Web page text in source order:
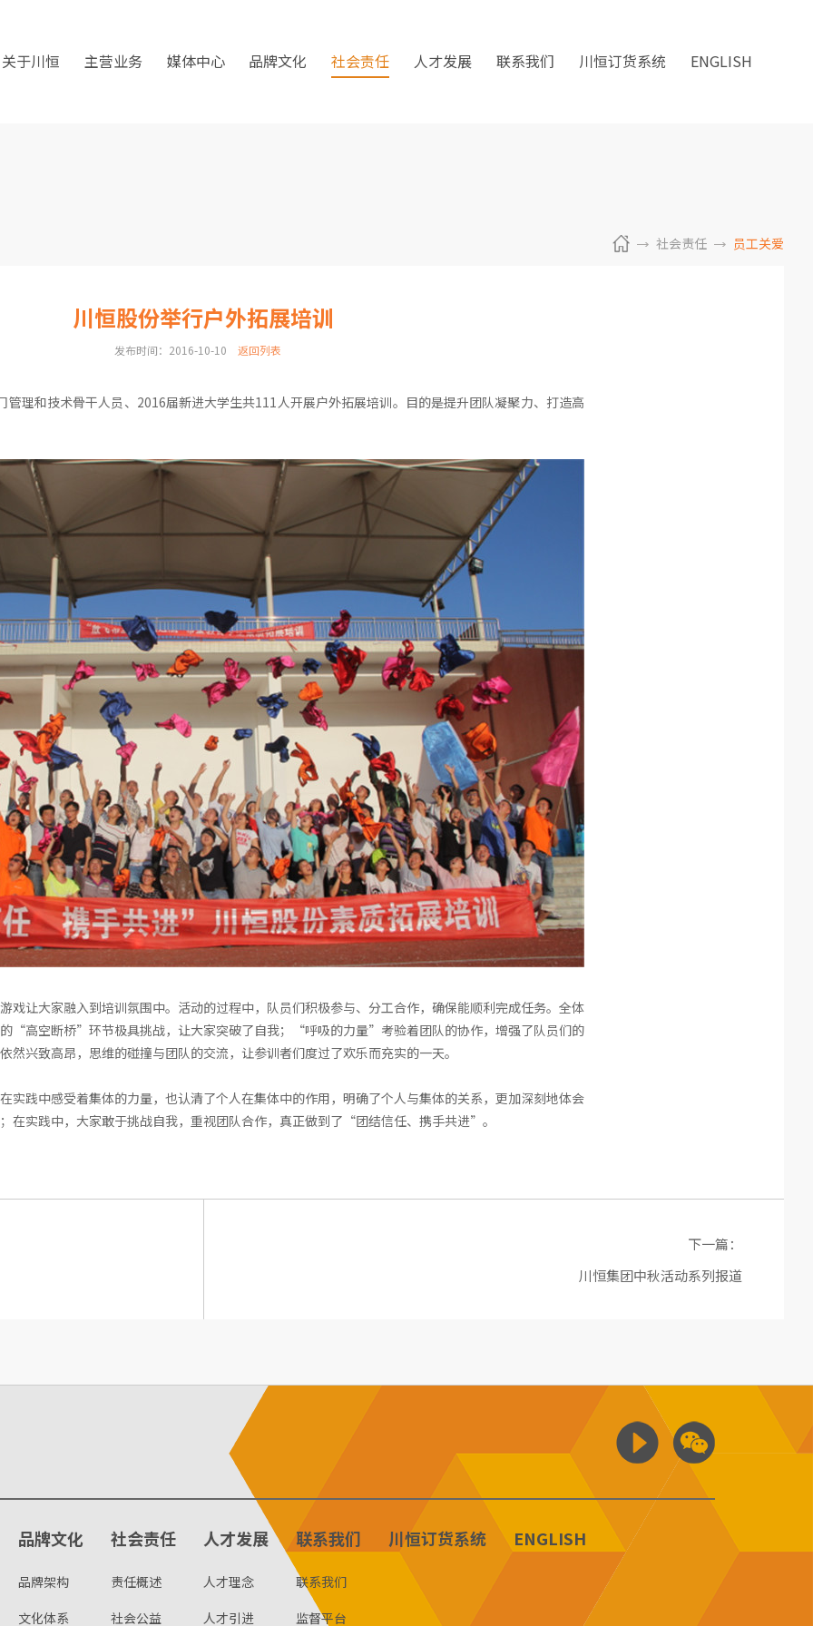
关于川恒 主营业务 媒体中心 品牌文化 社会责任 人才发展 联系我们 川恒订货系统 ENGLISH
社会责任 员工关爱
川恒股份举行户外拓展培训
发布时间：2016-10-10 返回列表
管理和技术骨干人员、2016届新进大学生共111人开展户外拓展培训。目的是提升团队凝聚力、打造高
让大家融入到培训氛围中。活动的过程中，队员们积极参与、分工合作，确保能顺利完成任务。全体
“高空断桥”环节极具挑战，让大家突破了自我；“呼吸的力量”考验着团队的协作，增强了队员们的
然兴致高昂，思维的碰撞与团队的交流，让参训者们度过了欢乐而充实的一天。
实践中感受着集体的力量，也认清了个人在集体中的作用，明确了个人与集体的关系，更加深刻地体会
在实践中，大家敢于挑战自我，重视团队合作，真正做到了“团结信任、携手共进”。
下一篇：
川恒集团中秋活动系列报道
品牌文化
品牌架构
文化体系
社会责任
责任概述
社会公益
人才发展
人才理念
人才引进
联系我们
联系我们
监督平台
川恒订货系统 ENGLISH